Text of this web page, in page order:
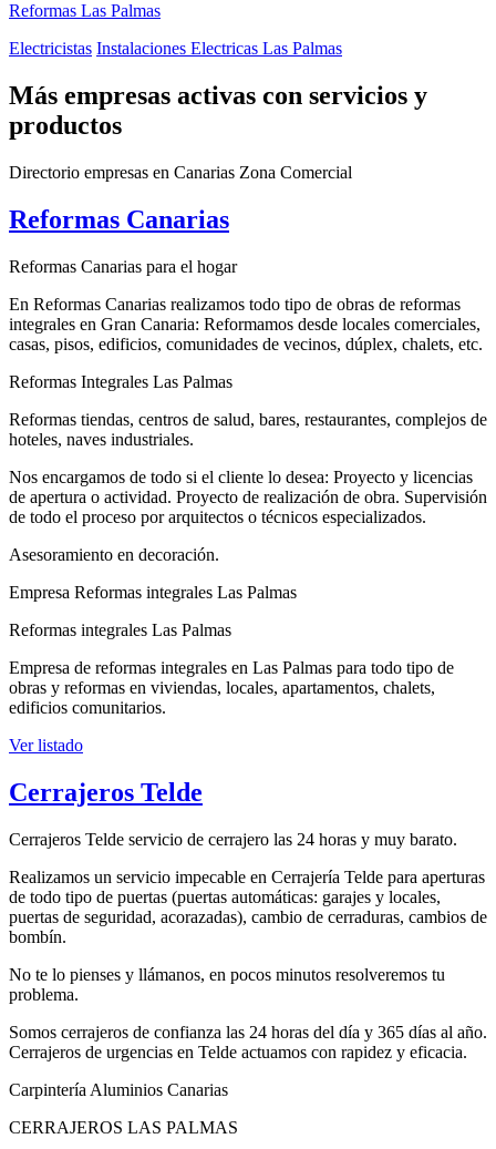
Reformas Las Palmas
Electricistas Instalaciones Electricas Las Palmas
Más empresas activas con servicios y
productos
Directorio empresas en Canarias Zona Comercial
Reformas Canarias
Reformas Canarias para el hogar
En Reformas Canarias realizamos todo tipo de obras de reformas
integrales en Gran Canaria: Reformamos desde locales comerciales,
casas, pisos, edificios, comunidades de vecinos, dúplex, chalets, etc.
Reformas Integrales Las Palmas
Reformas tiendas, centros de salud, bares, restaurantes, complejos de
hoteles, naves industriales.
Nos encargamos de todo si el cliente lo desea: Proyecto y licencias
de apertura o actividad. Proyecto de realización de obra. Supervisión
de todo el proceso por arquitectos o técnicos especializados.
Asesoramiento en decoración.
Empresa Reformas integrales Las Palmas
Reformas integrales Las Palmas
Empresa de reformas integrales en Las Palmas para todo tipo de
obras y reformas en viviendas, locales, apartamentos, chalets,
edificios comunitarios.
Ver listado
Cerrajeros Telde
Cerrajeros Telde servicio de cerrajero las 24 horas y muy barato.
Realizamos un servicio impecable en Cerrajería Telde para aperturas
de todo tipo de puertas (puertas automáticas: garajes y locales,
puertas de seguridad, acorazadas), cambio de cerraduras, cambios de
bombín.
No te lo pienses y llámanos, en pocos minutos resolveremos tu
problema.
Somos cerrajeros de confianza las 24 horas del día y 365 días al año.
Cerrajeros de urgencias en Telde actuamos con rapidez y eficacia.
Carpintería Aluminios Canarias
CERRAJEROS LAS PALMAS